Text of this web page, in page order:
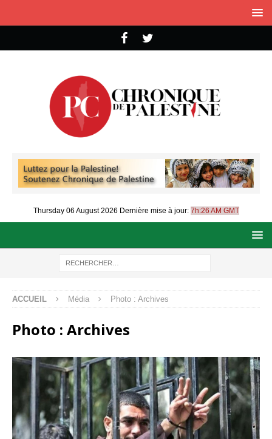
Thursday 06 August 2026 Dernière mise à jour: 7h:26 AM GMT
ACCUEIL Média Photo : Archives
Photo : Archives